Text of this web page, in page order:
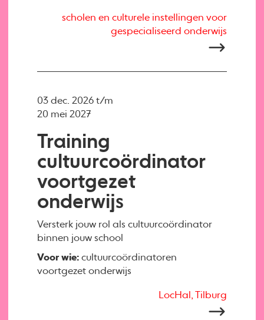
scholen en culturele instellingen voor
gespecialiseerd onderwijs
Training
cultuurcoördinator
voortgezet
onderwijs
Versterk jouw rol als cultuurcoördinator
binnen jouw school
Voor wie: cultuurcoördinatoren
voortgezet onderwijs
03 dec. 2026 t/m
20 mei 2027
LocHal, Tilburg